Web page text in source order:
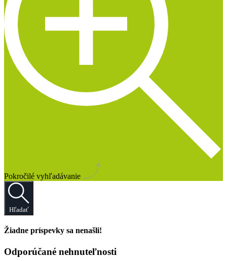
Pokročilé vyhľadávanie
Hľadať
Žiadne príspevky sa nenašli!
Odporúčané nehnuteľnosti